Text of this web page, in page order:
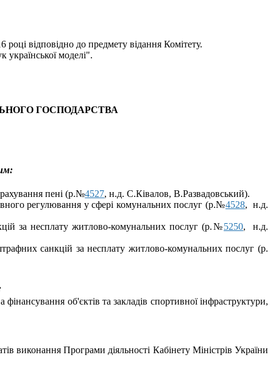
році відповідно до предмету відання Комітету.
української моделі".
ГОСПОДАРСТВА
пені (р.№4527, н.д. С.Ківалов, В.Развадовський).
регулювання у сфері комунальних послуг (р.№4528, н.д.
за несплату житлово-комунальних послуг (р.№5250, н.д.
санкцій за несплату житлово-комунальних послуг (р.
об'єктів та закладів спортивної інфраструктури,
виконання Програми діяльності Кабінету Міністрів України